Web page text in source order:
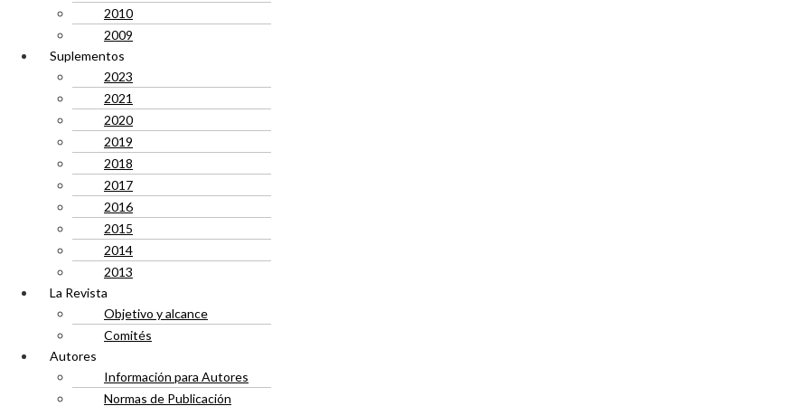
2010
2009
Suplementos
2023
2021
2020
2019
2018
2017
2016
2015
2014
2013
La Revista
Objetivo y alcance
Comités
Autores
Información para Autores
Normas de Publicación